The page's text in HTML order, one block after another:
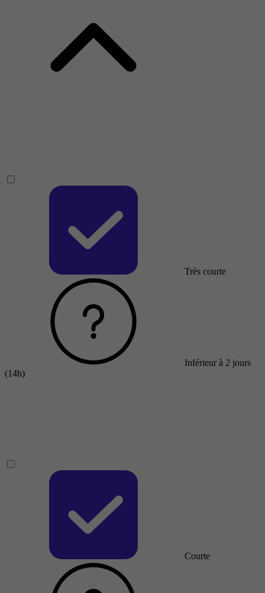
Très courte
Inférieur à 2 jours
(14h)
Courte